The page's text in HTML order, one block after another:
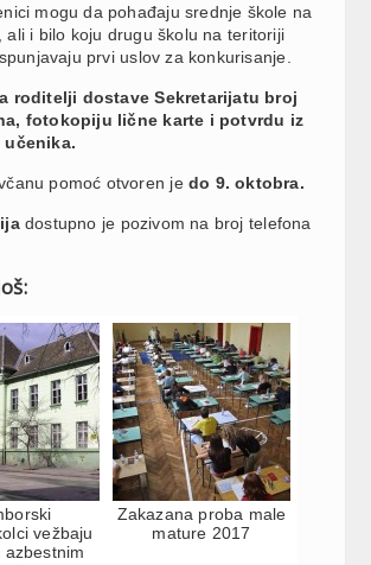
mogu da pohađaju srednje škole na
ali i bilo koju drugu školu na teritoriji
prvi uslov za konkurisanje.
roditelji dostave Sekretarijatu broj
fotokopiju lične karte i potvrdu iz
pomoć otvoren je do 9. oktobra.
dostupno je pozivom na broj telefona
vežbaju
azbestnim
Zakazana proba male
mature 2017